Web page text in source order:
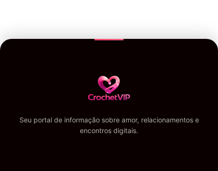
Seu portal de informação sobre amor, relacionamentos e
encontros digitais.